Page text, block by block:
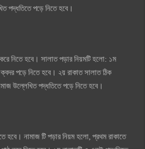
পদ্ধতিতে পড়ে নিতে হবে।
নিতে হবে। সালাত পড়ার নিয়মটি হলো: ১ম
ক্বদর পড়ে নিতে হবে। ২য় রাকাত সালাত ঠিক
উল্লেখিত পদ্ধতিতে পড়ে নিতে হবে।
হবে। নামাজ টি পড়ার নিয়ম হলো, প্রথম রাকাতে